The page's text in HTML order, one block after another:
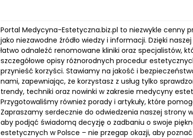
Portal Medycyna-Estetyczna.biz.pl to niezwykle cenny
jako niezawodne źródło wiedzy i informacji. Dzięki
łatwo odnaleźć renomowane kliniki oraz specjalistów,
szczegółowe opisy różnorodnych procedur
przynieść korzyści. Stawiamy na jakość i
nami, zapewniając, że korzystasz z usług tylko
trendy, techniki oraz nowinki w zakresie medycyny
Przygotowaliśmy również porady i artykuły, które
Zapraszamy serdecznie do odwiedzenia naszej strony
aby podjąć świadomą decyzję o zadbaniu o swoje
estetycznych w Polsce – nie przegap okazji, aby